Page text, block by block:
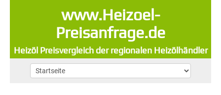
www.Heizoel-
Preisanfrage.de
Heizöl Preisvergleich der regionalen Heizölhändler